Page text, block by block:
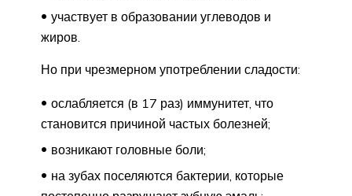
участвует в образовании углеводов и
жиров.
Но при чрезмерном употреблении сладости:
ослабляется (в 17 раз) иммунитет, что
становится причиной частых болезней;
возникают головные боли;
на зубах поселяются бактерии, которые